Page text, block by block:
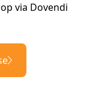
via Dovendi